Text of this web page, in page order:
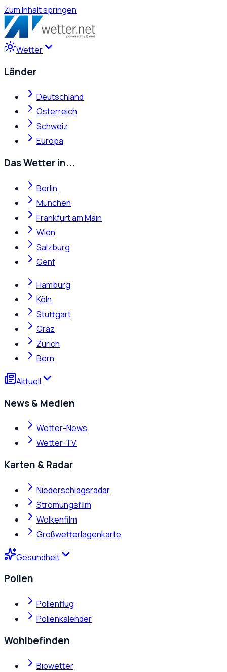
Zum Inhalt springen
Wetter
Länder
Deutschland
Österreich
Schweiz
Europa
Das Wetter in...
Berlin
München
Frankfurt am Main
Wien
Salzburg
Genf
Hamburg
Köln
Stuttgart
Graz
Zürich
Bern
Aktuell
News & Medien
Wetter-News
Wetter-TV
Karten & Radar
Niederschlagsradar
Strömungsfilm
Wolkenfilm
Großwetterlagenkarte
Gesundheit
Pollen
Pollenflug
Pollenkalender
Wohlbefinden
Biowetter